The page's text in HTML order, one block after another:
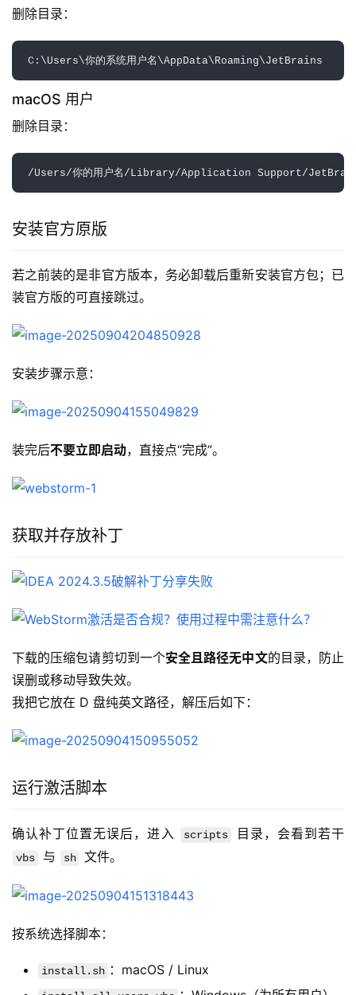
删除目录：
macOS 用户
删除目录：
安装官方原版
若之前装的是非官方版本，务必卸载后重新安装官方包；已
装官方版的可直接跳过。
安装步骤示意：
装完后不要立即启动，直接点“完成”。
获取并存放补丁
下载的压缩包请剪切到一个安全且路径无中文的目录，防止
误删或移动导致失效。
我把它放在 D 盘纯英文路径，解压后如下：
运行激活脚本
确认补丁位置无误后，进入 scripts
vbs 与 sh 文件。
按系统选择脚本：
install.sh ：macOS / Linux